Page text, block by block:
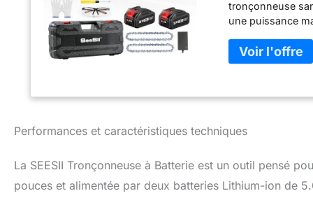
tronçonneuse
une puissance
nécessite donc
n'avez donc pas
être utilisée pour
pouvez
chaîne de la
desserrer les
Performances et caractéristiques techniques
La SEESII Tronçonneuse à Batterie est un outil pensé
pouces et alimentée par deux batteries Lithium-ion de